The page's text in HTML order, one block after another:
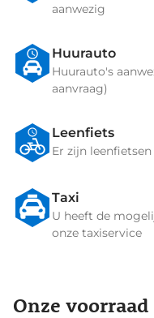
aanwezig
Huurauto
Huurauto's
aanvraag)
Leenfiets
Er zijn
Taxi
U heeft de
onze taxiservice
Onze voorraad